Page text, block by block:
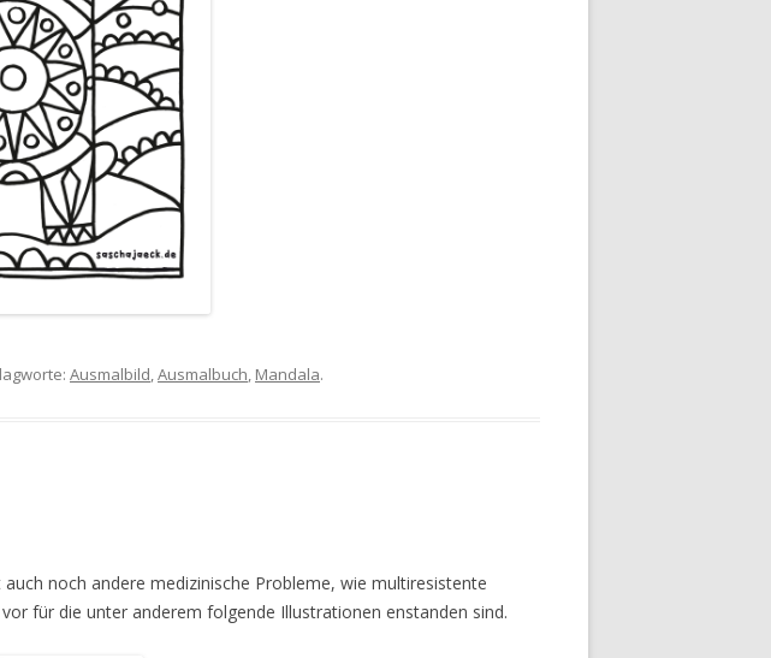
Ausmalbild,Ausmalbuch, Mandala.
noch andere medizinische Probleme, wie multiresistente
für die unter anderem folgende Illustrationen enstanden sind.